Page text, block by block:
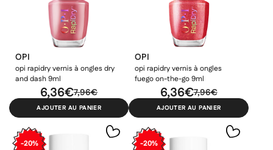
OPI
opi rapidry vernis à ongles dry
and dash 9ml
7,96€
6,36€
AJOUTER AU PANIER
OPI
opi rapidry vernis à ongles
fuego on-the-go 9ml
7,96€
6,36€
AJOUTER AU PANIER
-20% -20%